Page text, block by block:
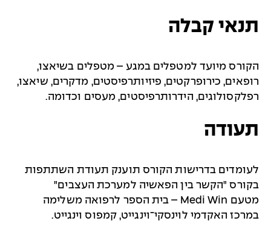
תנאי קבלה
הקורס מיועד למטפלים במגע – מטפלים בשיאצו,
רופאים, כירופרקטים, פיזיותרפיסטים, מדקרים, שיאצו,
רפלקסולוגים, הידרותרפיסטים, מעסים וכדומה.
תעודה
לעומדים בדרישות הקורס תוענק תעודת השתתפות
בקורס "הקשר בין הפאשיה למערכת העצבים"
מטעם Medi Win – בית הספר לרפואה משלימה
במרכז האקדמי לוינסקי־וינגייט, קמפוס וינגייט.